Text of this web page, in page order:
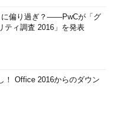
に偏り過ぎ？――PwCが「グ
ティ調査 2016」を発表
！ Office 2016からのダウン